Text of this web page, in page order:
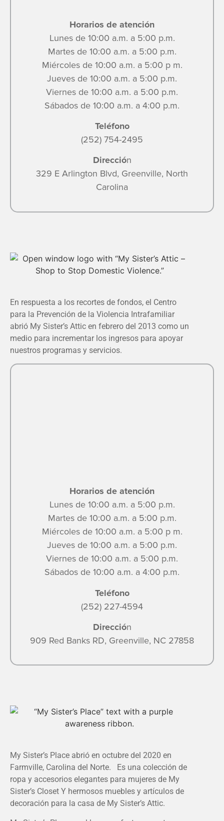
Horarios de atención
Lunes de 10:00 a.m. a 5:00 p.m.
Martes de 10:00 a.m. a 5:00 p.m.
Miércoles de 10:00 a.m. a 5:00 p m.
Jueves de 10:00 a.m. a 5:00 p.m.
Viernes de 10:00 a.m. a 5:00 p.m.
Sábados de 10:00 a.m. a 4:00 p.m.
Teléfono
(252) 754-2495
Dirección
329 E Arlington Blvd, Greenville, North
Carolina
En respuesta a los recortes de fondos, el Centro
para la Prevención de la Violencia Intrafamiliar
abrió My Sister’s Attic en febrero del 2013 como un
medio para incrementar los ingresos para apoyar
nuestros programas y servicios.
Horarios de atención
Lunes de 10:00 a.m. a 5:00 p.m.
Martes de 10:00 a.m. a 5:00 p.m.
Miércoles de 10:00 a.m. a 5:00 p m.
Jueves de 10:00 a.m. a 5:00 p.m.
Viernes de 10:00 a.m. a 5:00 p.m.
Sábados de 10:00 a.m. a 4:00 p.m.
Teléfono
(252) 227-4594
Dirección
909 Red Banks RD, Greenville, NC 27858
My Sister’s Place abrió en octubre del 2020 en
Farmville, Carolina del Norte. Es una colección de
ropa y accesorios elegantes para mujeres de My
Sister’s Closet Y hermosos muebles y artículos de
decoración para la casa de My Sister’s Attic.